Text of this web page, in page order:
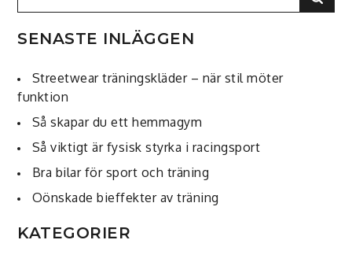
for:
SENASTE INLÄGGEN
Streetwear träningskläder – när stil möter
funktion
Så skapar du ett hemmagym
Så viktigt är fysisk styrka i racingsport
Bra bilar för sport och träning
Oönskade bieffekter av träning
KATEGORIER